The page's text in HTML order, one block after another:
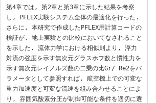
第4章では, 第2章と第3章に示した結果を考察
し, PFLEX実験システム全体の最適化を行った.
さらに, 本研究で作成したPFLEX用計算コードの
検証が, 地上実験との比較においてなされること
を示した. 流体力学における相似則より, 浮力
対流の強度を示す無次元グラスホフ数と慣性力を
示す無次元レイノルズ数の二乗の比Gr/ Re2をパ
ラメータとして参照すれば, 航空機上での可変な
重力加速度と可変な流速を組み合わせることによ
り, 雰囲気酸素分圧が制御可能な条件を適切に選